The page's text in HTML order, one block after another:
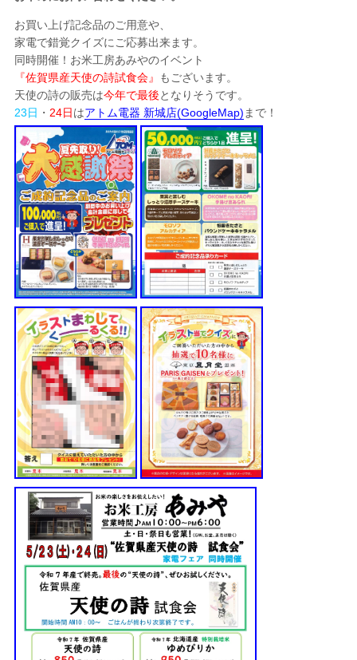
お買い上げ記念品のご用意や、
家電で錯覚クイズにご応募出来ます。
同時開催！お米工房あみやのイベント
『佐賀県産天使の詩試食会』
もございます。
天使の詩の販売は今年で最後となりそうです。
23日 ・ 24日はアトム電器 新城店(GoogleMap)まで！